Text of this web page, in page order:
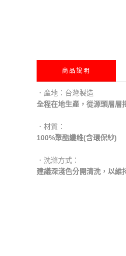
商品說明
．產地：台灣製造
全程在地生產，從源頭層層
．材質：
100%聚酯纖維(含環保紗)
．洗滌方式：
建議深淺色分開清洗，以維